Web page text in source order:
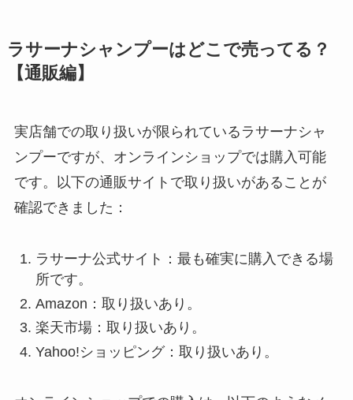
ラサーナシャンプーはどこで売ってる？
【通販編】
実店舗での取り扱いが限られているラサーナシャ
ンプーですが、オンラインショップでは購入可能
です。以下の通販サイトで取り扱いがあることが
確認できました：
ラサーナ公式サイト：最も確実に購入できる場
所です。
Amazon：取り扱いあり 。
楽天市場：取り扱いあり 。
Yahoo!ショッピング：取り扱いあり 。